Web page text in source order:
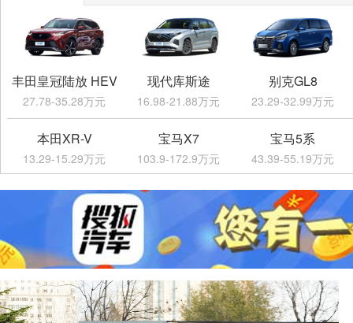
丰田皇冠陆放 HEV
27.78-35.28万元
现代库斯途
16.98-21.88万元
别克GL8
23.29-32.99万元
本田XR-V
13.29-15.29万元
宝马X7
103.9-172.9万元
宝马5系
43.39-55.19万元